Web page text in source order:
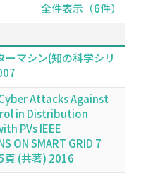
全件表示（6件）
ーマシン(知の科学シリ
Attacks Against
in Distribution
PVs IEEE
ON SMART GRID 7
(共著) 2016